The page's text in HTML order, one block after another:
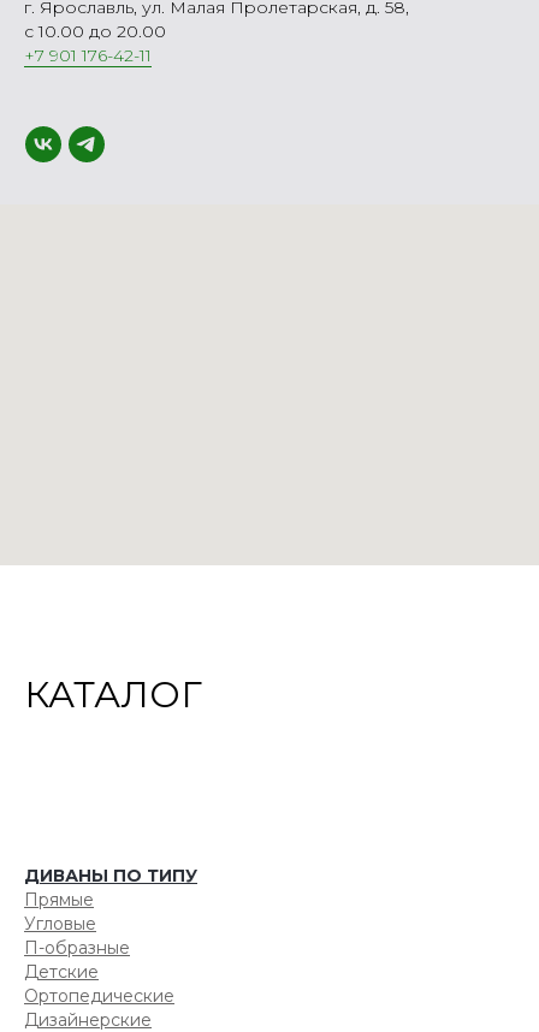
г. Ярославль, ул. Малая Пролетарская, д. 58,
с 10.00 до 20.00
+7 901 176-42-11
КАТАЛОГ
ДИВАНЫ ПО ТИПУ
Прямые
Угловые
П-образные
Детские
Ортопедические
Дизайнерские